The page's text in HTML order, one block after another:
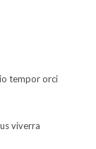
tempor orci
viverra